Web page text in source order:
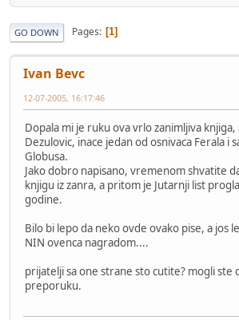
GO DOWN Pages 1
Ivan Bevc
12-07-2005, 16:17:46
Dopala mi je ruku ova vrlo zanimljiva
Dezulovic, inace jedan od osnivaca Ferala i
Globusa.
Jako dobro napisano, vremenom shvatite
knjigu iz zanra, a pritom je Jutarnji list
godine.
Bilo bi lepo da neko ovde ovako pise, a jos
NIN ovenca nagradom....
prijatelji sa one strane sto cutite? mogli ste
preporuku.